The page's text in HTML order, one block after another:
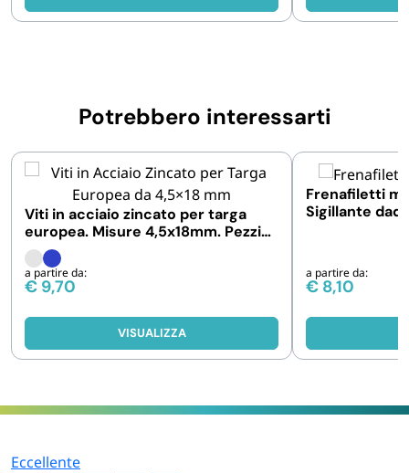
Potrebbero interessarti
Viti in acciaio zincato per targa
europea. Misure 4,5x18mm. Pezzi
100
a partire da:
€ 9,70
VISUALIZZA
Frenafiletti
Sigillante
a partire da:
€ 8,10
Eccellente